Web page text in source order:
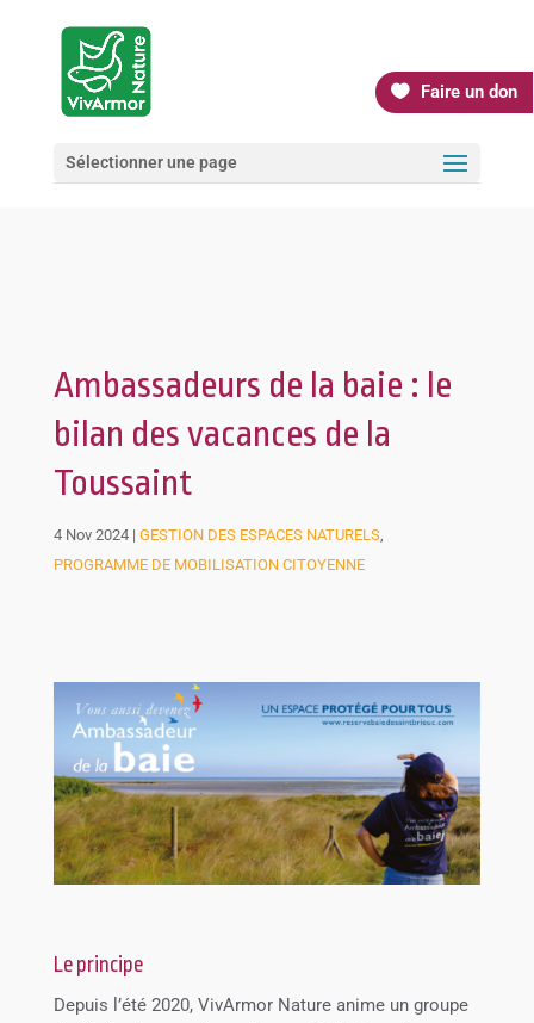
Faire un don
Sélectionner une page
Ambassadeurs de la baie : le
bilan des vacances de la
Toussaint
4 Nov 2024| GESTION DES ESPACES NATURELS,
PROGRAMME DE MOBILISATION CITOYENNE
Le principe
Depuis l’été 2020, VivArmor Nature anime un groupe